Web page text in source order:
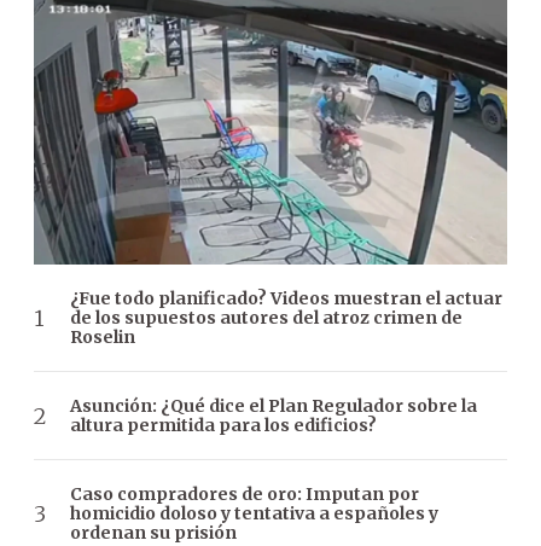
¿Fue todo planificado? Videos muestran el actuar
de los supuestos autores del atroz crimen de
Roselin
Asunción: ¿Qué dice el Plan Regulador sobre la
altura permitida para los edificios?
Caso compradores de oro: Imputan por
homicidio doloso y tentativa a españoles y
ordenan su prisión